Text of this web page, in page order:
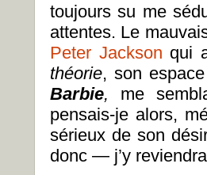
toujours su me
attentes. Le
Peter Jackson qui
théorie, son
Barbie, me
pensais-je alors,
sérieux de son
donc — j’y